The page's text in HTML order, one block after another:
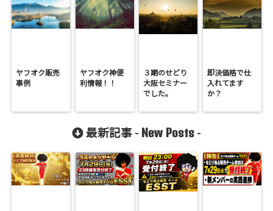
ヤフオク販売
事例
ヤフオク神便
利情報！！
３期のせどり
大阪セミナー
でした。
即決価格で仕
入れてます
か？
最新記事 - New Posts -